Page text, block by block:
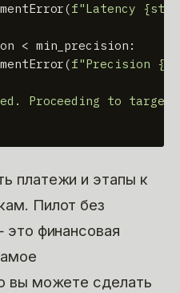
f"Latency
< min_precision:
f"Precision
Proceeding to target
платежи и этапы к
Пилот без
финансовая
вы можете сделать